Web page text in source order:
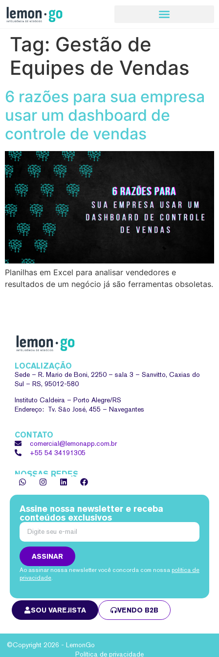
Tag: Gestão de
Equipes de Vendas
6 razões para sua empresa
usar um dashboard de
controle de vendas
Planilhas em Excel para analisar vendedores e
resultados de um negócio já são ferramentas obsoletas.
LOCALIZAÇÃO
Sede – R. Mario de Boni, 2250 – sala 3 – Sanvitto, Caxias do
Sul – RS, 95012-580
Instituto Caldeira – Porto Alegre/RS
Endereço: Tv. São José, 455 – Navegantes
CONTATO
comercial@lemonapp.com.br
+55 54 34191305
NOSSAS REDES
Assine nossa newsletter e receba
conteúdos exclusivos
ASSINAR
Ao assinar nossa newsletter você concorda com nossa política de
privacidade
SOU VAREJISTA VENDO B2B
©Copyright 2026 - LemonGo
Política de privacidade